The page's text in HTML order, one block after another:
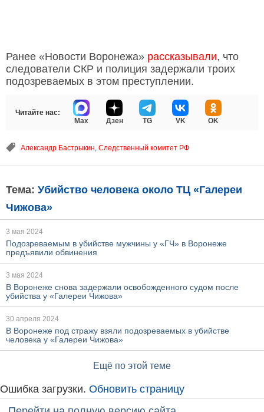
Ранее «Новости Воронежа» рассказывали, что
следователи СКР и полиция задержали троих
подозреваемых в этом преступлении.
Читайте нас:
Max
Дзен TG VK OK
Александр Бастрыкин, Следственный комитет РФ
Тема: Убийство человека около ТЦ «Галереи
Чижова»
3 мая 2024
Подозреваемым в убийстве мужчины у «ГЧ» в Воронеже
предъявили обвинения
3 мая 2024
В Воронеже снова задержали освобожденного судом после
убийства у «Галереи Чижова»
30 апреля 2024
В Воронеже под стражу взяли подозреваемых в убийстве
человека у «Галереи Чижова»
Ещё по этой теме
Ошибка загрузки. Обновить страницу